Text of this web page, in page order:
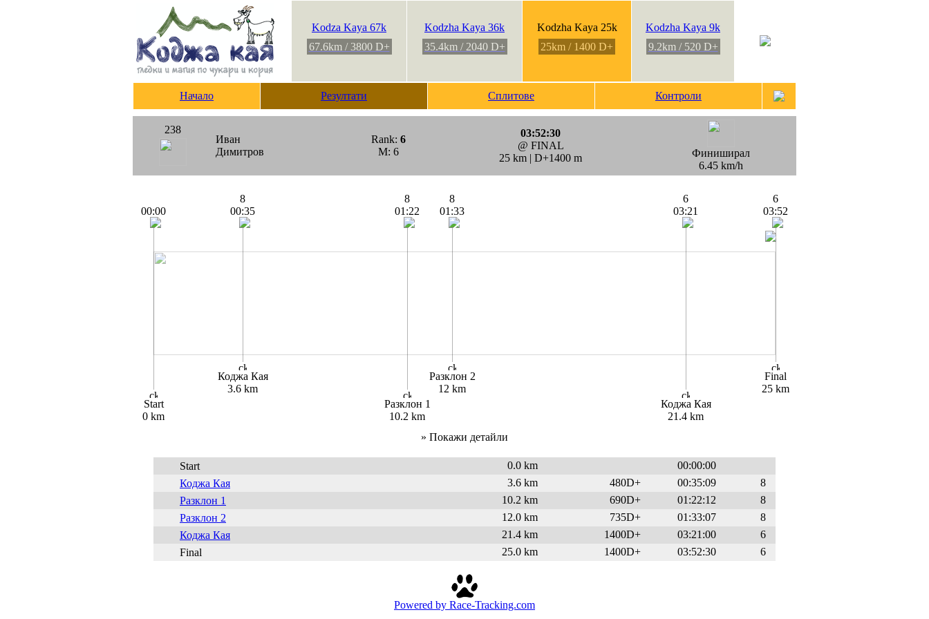
Kodza Kaya 67k
67.6km / 3800 D+
Kodzha Kaya 36k
35.4km / 2040 D+
Kodzha Kaya 25k
25km / 1400 D+
Kodzha Kaya 9k
9.2km / 520 D+
Начало Резултати Сплитове Контроли
238
Иван
Димитров
Rank: 6
M: 6
03:52:30
@ FINAL
25 km | D+1400 m
Финиширал
6.45 km/h
Start
0 km
00:00
Коджа Кая
3.6 km
8
00:35
Разклон 1
10.2 km
8
01:22
Разклон 2
12 km
8
01:33
Коджа Кая
21.4 km
6
03:21
Final
25 km
6
03:52
» Покажи детайли
Start 0.0 km
00:00:00
Коджа Кая
3.6 km 480D+ 00:35:09
8
Разклон 1
10.2 km 690D+ 01:22:12
8
Разклон 2
12.0 km 735D+ 01:33:07
8
Коджа Кая
21.4 km 1400D+ 03:21:00
6
Final
25.0 km 1400D+ 03:52:30 6
Powered by Race-Tracking.com